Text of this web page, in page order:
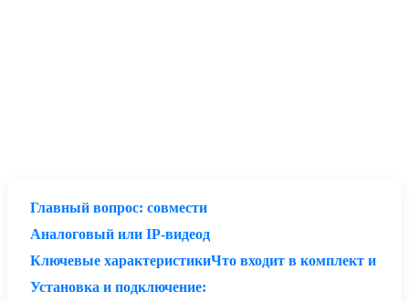
Главный вопрос: совмести
Аналоговый или IP-видеод
Ключевые характеристикиЧто входит в комплект и
Установка и подключение: